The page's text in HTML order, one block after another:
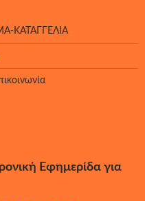
ΚΑΤΑΓΓΕΛΙΑ
Εφημερίδα για